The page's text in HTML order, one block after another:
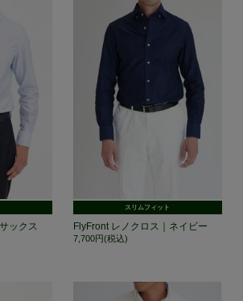
ックス
スリムフィット
FlyFront レノクロス｜ネイビー
7,700円(税込)